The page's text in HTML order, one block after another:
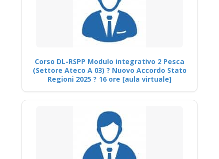
Corso DL-RSPP Modulo integrativo 2 Pesca
(Settore Ateco A 03) ? Nuovo Accordo Stato
Regioni 2025 ? 16 ore [aula virtuale]